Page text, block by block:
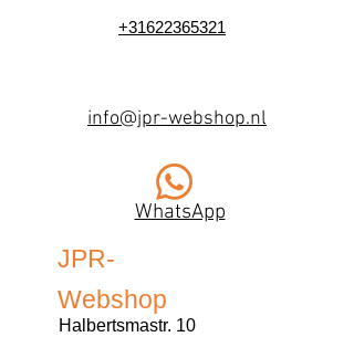
+31622365321
info@jpr-webshop.nl
WhatsApp
JPR-
Webshop
Halbertsmastr. 10